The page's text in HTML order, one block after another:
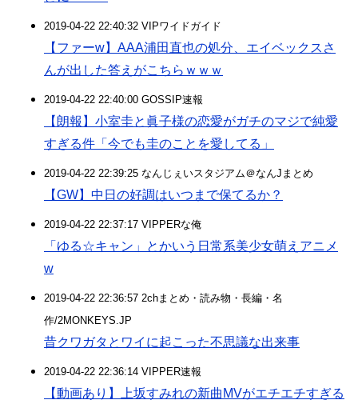
2019-04-22 22:40:32 VIPワイドガイド
【ファーw】AAA浦田直也の処分、エイベックスさ
んが出した答えがこちらｗｗｗ
2019-04-22 22:40:00 GOSSIP速報
【朗報】小室圭と眞子様の恋愛がガチのマジで純愛
すぎる件「今でも圭のことを愛してる」
2019-04-22 22:39:25 なんじぇいスタジアム＠なんJまとめ
【GW】中日の好調はいつまで保てるか？
2019-04-22 22:37:17 VIPPERな俺
「ゆる☆キャン」とかいう日常系美少女萌えアニメ
w
2019-04-22 22:36:57 2chまとめ・読み物・長編・名
作/2MONKEYS.JP
昔クワガタとワイに起こった不思議な出来事
2019-04-22 22:36:14 VIPPER速報
【動画あり】上坂すみれの新曲MVがエチエチすぎる